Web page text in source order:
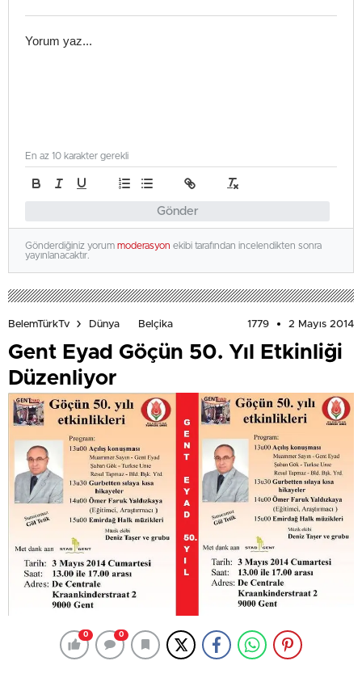
Gönder
En az 10 karakter gerekli
Gönderdiğiniz yorum moderasyon ekibi tarafından incelendikten sonra
yayınlanacaktır.
BelemTürkTv Dünya Belçika 1779 2 Mayıs 2014
Gent Eyad Göçün 50. Yıl Etkinliği
Düzenliyor
0 0